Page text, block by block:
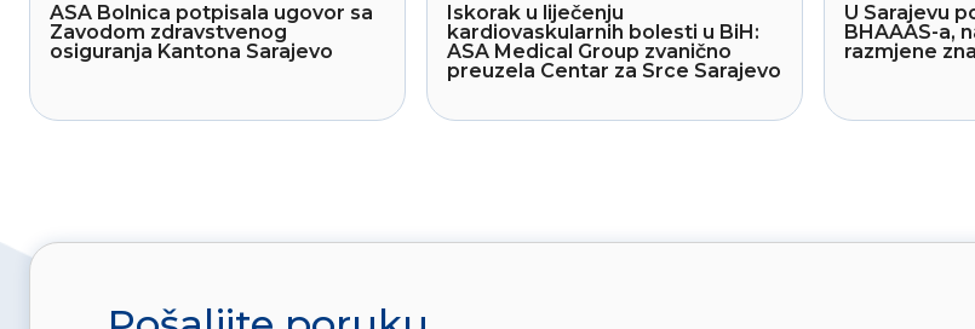
ASA Bolnica potpisala ugovor sa
Zavodom zdravstvenog
osiguranja Kantona Sarajevo
Iskorak u liječenju
kardiovaskularnih bolesti u BiH:
ASA Medical Group zvanično
preuzela Centar za Srce Sarajevo
U Sarajevu
BHAAAS-a,
razmjene